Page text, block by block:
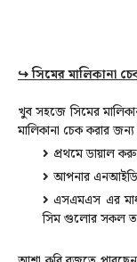
↪সিমের মালিকানা
খুব সহজে সিমের
মালিকানা চেক করার
প্রথমে ডায়াল
আপনার এনআইডি
এসএমএস এর
সিম গুলোর সকল